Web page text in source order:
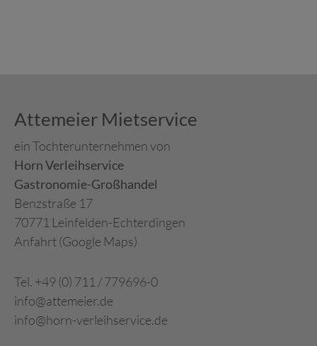
Attemeier Mietservice
ein Tochterunternehmen von
Horn Verleihservice
Gastronomie-Großhandel
Benzstraße 17
70771 Leinfelden-Echterdingen
Anfahrt (Google Maps)
Tel. +49 (0) 711 / 779696-0
info@attemeier.de
info@horn-verleihservice.de